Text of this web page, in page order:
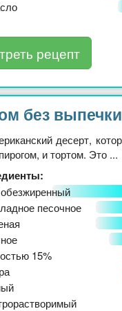
рецепт
без выпечки
десерт,
и тортом. Это ...
обезжиренный
песочное
15%